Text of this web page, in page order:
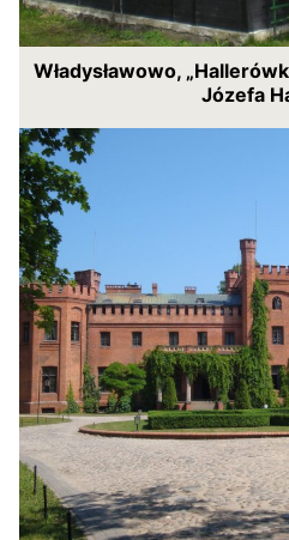
Władysławowo,
Józefa